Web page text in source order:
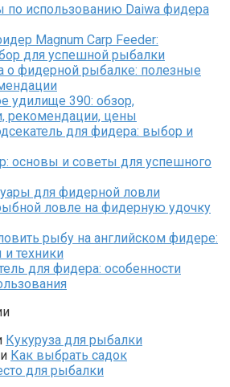
по использованию Daiwa фидера
Magnum Carp Feeder:
для успешной рыбалки
фидерной рыбалке: полезные
удилище 390: обзор,
рекомендации, цены
для фидера: выбор и
основы и советы для успешного
для фидерной ловли
ловле на фидерную удочку
рыбу на английском фидере:
техники
для фидера: особенности
Кукуруза для рыбалки
Как выбрать садок
для рыбалки